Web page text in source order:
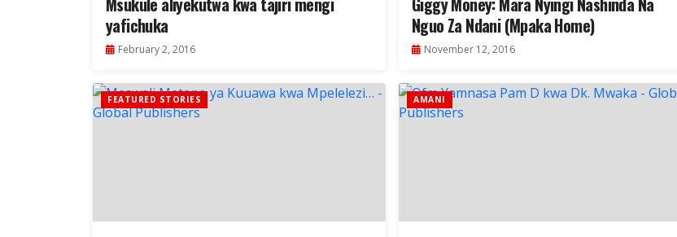
yafichuka
February 2, 2016
Nguo Za Ndani (Mpaka Home)
November 12, 2016
FEATURED STORIES AMANI